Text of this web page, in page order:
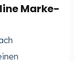
Mar­ke­